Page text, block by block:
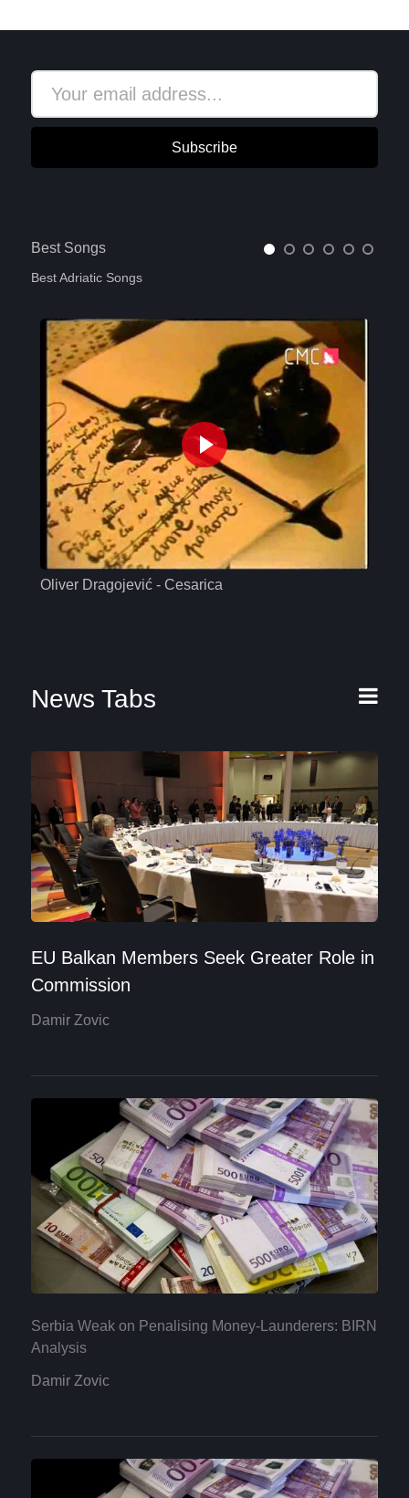
Subscribe
Best Songs
Best Adriatic Songs
Oliver Dragojević - Cesarica
News Tabs
EU Balkan Members Seek Greater Role in
Commission
Damir Zovic
Serbia Weak on Penalising Money-Launderers: BIRN
Analysis
Damir Zovic